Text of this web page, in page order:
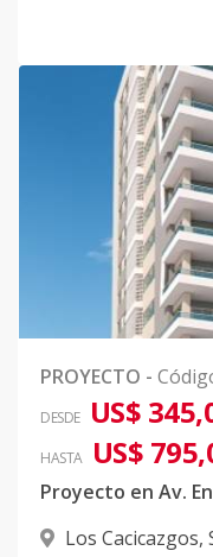
PROYECTO -
DESDE US$
HASTA US$
Proyecto en Av.
Los Cacicazgos,